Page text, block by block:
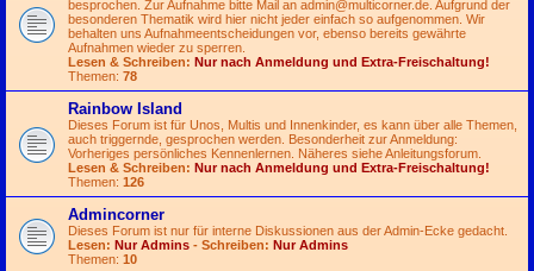
besprochen. Zur Aufnahme bitte Mail an admin@multicorner.de . Aufgrund der
besonderen Thematik wird hier nicht jeder einfach so aufgenommen. Wir
behalten uns Aufnahmeentscheidungen vor, ebenso bereits gewährte
Aufnahmen wieder zu sperren.
Lesen & Schreiben: Nur nach Anmeldung und Extra-Freischaltung!
Themen: 78
Rainbow Island
Dieses Forum ist für Unos, Multis und Innenkinder, es kann über alle Themen,
auch triggernde, gesprochen werden. Besonderheit zur Anmeldung:
Vorheriges persönliches Kennenlernen. Näheres siehe Anleitungsforum.
Lesen & Schreiben: Nur nach Anmeldung und Extra-Freischaltung!
Themen: 126
Admincorner
Dieses Forum ist nur für interne Diskussionen aus der Admin-Ecke gedacht.
Lesen: Nur Admins - Schreiben: Nur Admins
Themen: 10